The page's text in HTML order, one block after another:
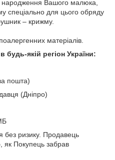
народження Вашого малюка,
спеціально для цього обряду
– крижму.
матеріалів.
будь-якій регіон України:
пошта)
(Дніпро)
ризику. Продавець
як Покупець забрав